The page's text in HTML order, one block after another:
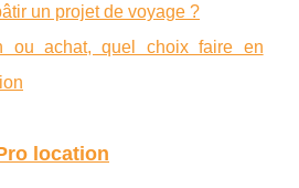
un projet de voyage ?
ou achat, quel choix faire en
location